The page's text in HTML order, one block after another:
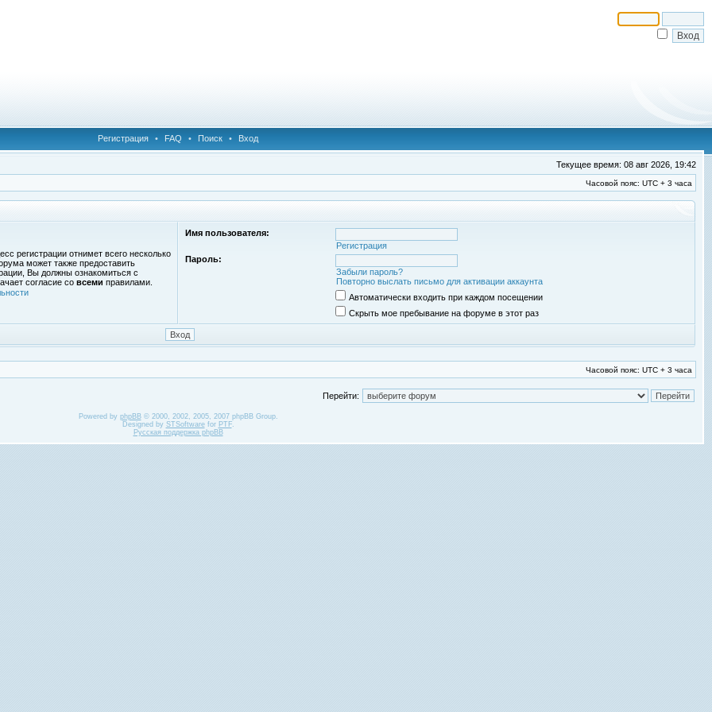
Регистрация • FAQ • Поиск • Вход
Текущее время: 08 авг 2026, 19:42
Часовой пояс: UTC + 3 часа
регистрации отнимет всего несколько
может также предоставить
Вы должны ознакомиться с
согласие со всеми правилами.
Имя пользователя:
Регистрация
Пароль:
Забыли пароль?
Повторно выслать письмо для активации аккаунта
Автоматически входить при каждом посещении
Скрыть мое пребывание на форуме в этот раз
Часовой пояс: UTC + 3 часа
Перейти:
Powered by phpBB© 2000, 2002, 2005, 2007 phpBB Group.
Designed by STSoftwarefor PTF.
Русская поддержка phpBB